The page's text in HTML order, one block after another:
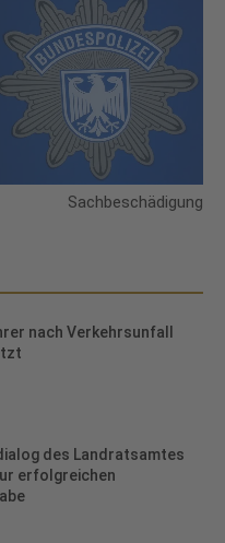
Sachbeschädigung
nach Verkehrsunfall
des Landratsamtes
erfolgreichen